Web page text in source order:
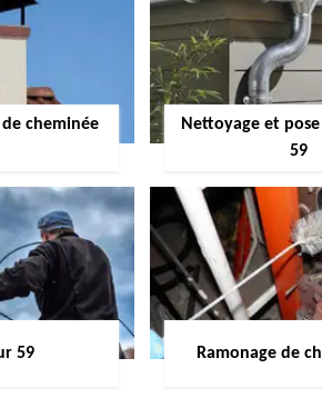
de cheminée
Nettoyage et
59
59 Ramonage de